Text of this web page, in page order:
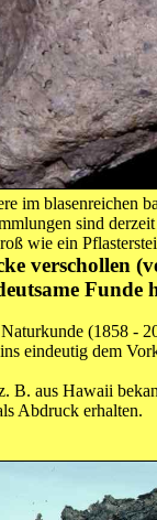
im blasenreichen
sind
wie ein
verschollen
Funde
(1858 -
eindeutig dem
B. aus Hawaii
Abdruck erhalten.